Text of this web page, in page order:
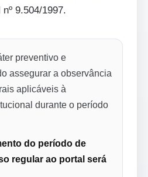
nº 9.504/1997.
preventivo e
assegurar a observância
aplicáveis à
durante o período
do período de
regular ao portal será